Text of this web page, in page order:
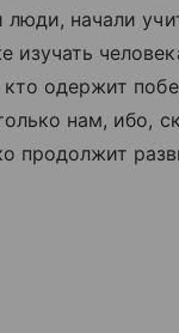
люди, начали
изучать
одержит
нам, ибо,
продолжит